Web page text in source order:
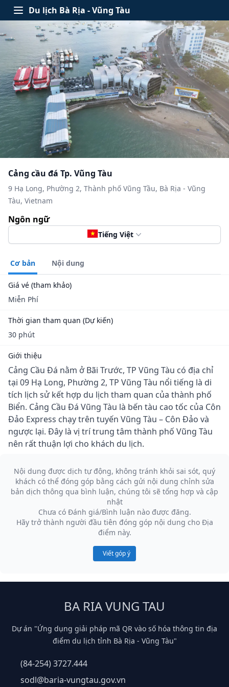
Skip to content
Open menu
Du lịch Bà Rịa - Vũng Tàu
Cảng cầu đá Tp. Vũng Tàu
9 Hạ Long, Phường 2, Thành phố Vũng Tầu, Bà Rịa - Vũng
Tàu, Vietnam
Ngôn ngữ
Tiếng Việt
Cơ bản Nội dung
Giá vé (tham khảo)
Miễn Phí
Thời gian tham quan (Dự kiến)
30 phút
Giới thiệu
Cảng Cầu Đá nằm ở Bãi Trước, TP Vũng Tàu có địa chỉ
tại 09 Hạ Long, Phường 2, TP Vũng Tàu nổi tiếng là di
tích lịch sử kết hợp du lịch tham quan của thành phố
Biển. Cảng Cầu Đá Vũng Tàu là bến tàu cao tốc của Côn
Đảo Express chạy trên tuyến Vũng Tàu – Côn Đảo và
ngược lại. Đây là vị trí trung tâm thành phố Vũng Tàu
nên rất thuận lợi cho khách du lịch.
Nội dung được dịch tự động, không tránh khỏi sai sót, quý
khách có thể đóng góp bằng cách gửi nội dung chỉnh sửa
bản dịch thông qua bình luận, chúng tôi sẽ tổng hợp và cập
nhật
Chưa có Đánh giá/Bình luận nào được đăng.
Hãy trở thành người đầu tiên đóng góp nội dung cho Địa
điểm này.
Viết góp ý
BA RIA VUNG TAU
Dự án "Ứng dụng giải pháp mã QR vào số hóa thông tin địa
điểm du lịch tỉnh Bà Rịa - Vũng Tàu"
(84-254) 3727.444
sodl@baria-vungtau.gov.vn